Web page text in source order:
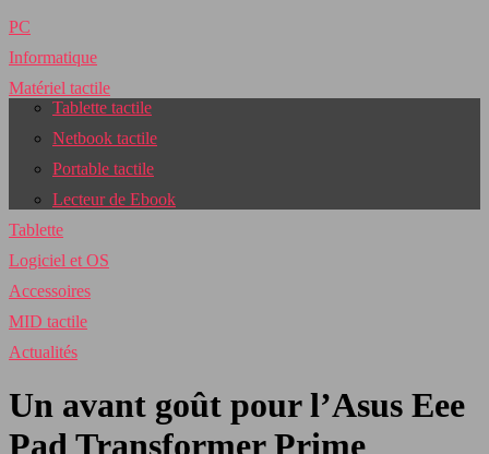
PC
Informatique
Matériel tactile
Tablette tactile
Netbook tactile
Portable tactile
Lecteur de Ebook
Tablette
Logiciel et OS
Accessoires
MID tactile
Actualités
Un avant goût pour l’Asus Eee
Pad Transformer Prime